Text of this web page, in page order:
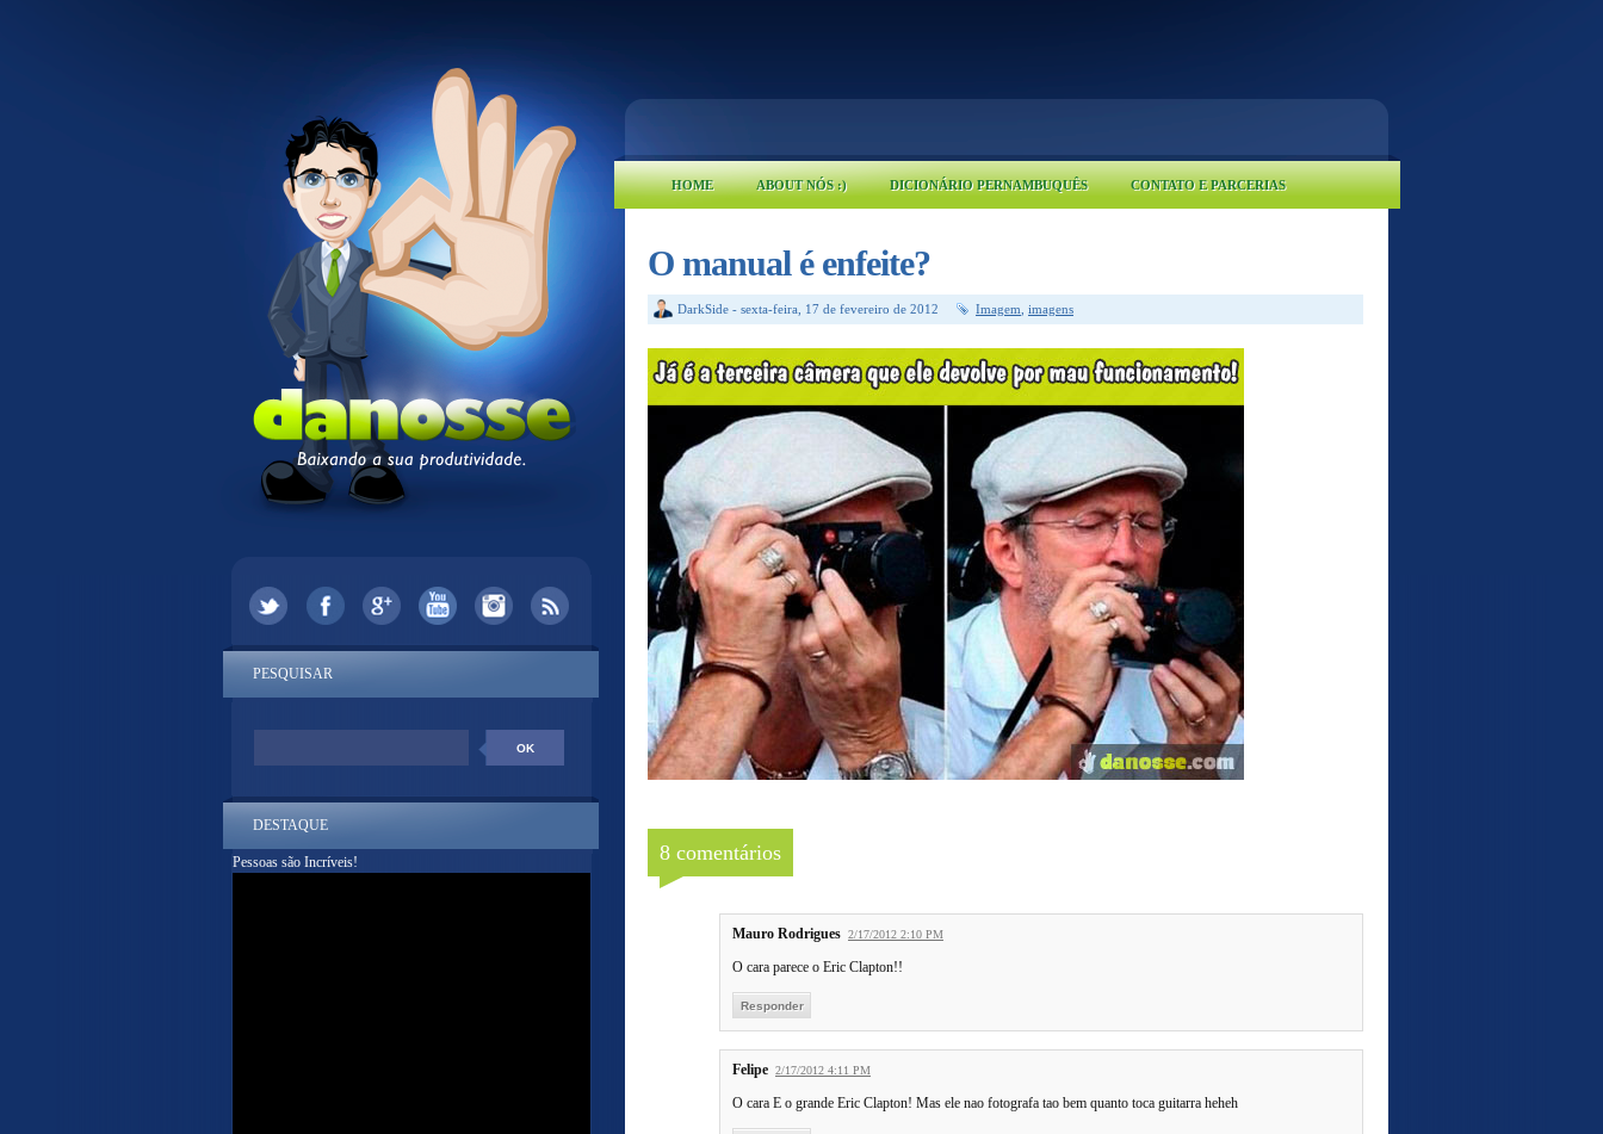
HOME ABOUT NÓS :) DICIONÁRIO PERNAMBUQUÊS CONTATO E PARCERIAS
O manual é enfeite?
DarkSide - sexta-feira, 17 de fevereiro de 2012 Imagem imagens
8 comentários
Mauro Rodrigues 2/17/2012 2:10 PM
O cara parece o Eric Clapton!!
Responder
Felipe 2/17/2012 4:11 PM
O cara E o grande Eric Clapton! Mas ele nao fotografa tao bem quanto toca guitarra heheh
PESQUISAR
DESTAQUE
Pessoas são Incríveis!